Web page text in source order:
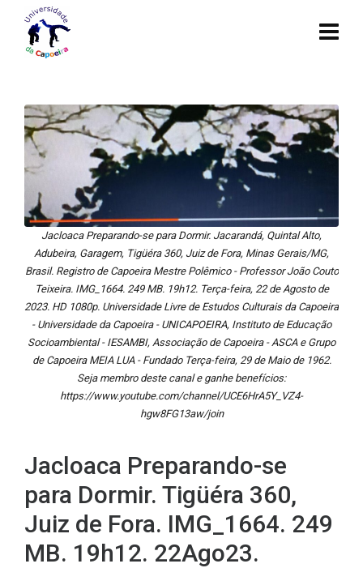
Jacloaca Preparando-se para Dormir. Jacarandá, Quintal Alto,
Adubeira, Garagem, Tigüéra 360, Juiz de Fora, Minas Gerais/MG,
Brasil. Registro de Capoeira Mestre Polêmico - Professor João Couto
Teixeira. IMG_1664. 249 MB. 19h12. Terça-feira, 22 de Agosto de
2023. HD 1080p. Universidade Livre de Estudos Culturais da Capoeira
- Universidade da Capoeira - UNICAPOEIRA, Instituto de Educação
Socioambiental - IESAMBI, Associação de Capoeira - ASCA e Grupo
de Capoeira MEIA LUA - Fundado Terça-feira, 29 de Maio de 1962.
Seja membro deste canal e ganhe benefícios:
https://www.youtube.com/channel/UCE6HrA5Y_VZ4-
hgw8FG13aw/join
Jacloaca Preparando-se
para Dormir. Tigüéra 360,
Juiz de Fora. IMG_1664. 249
MB. 19h12. 22Ago23.